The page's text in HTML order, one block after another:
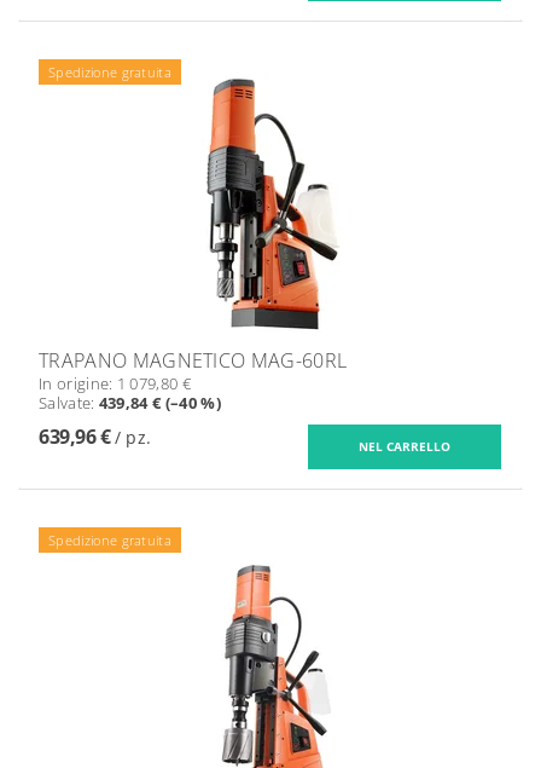
Spedizione gratuita
TRAPANO MAGNETICO MAG-60RL
In origine: 1 079,80 €
Salvate: 439,84 € (–40 %)
639,96 €/ pz.
Spedizione gratuita